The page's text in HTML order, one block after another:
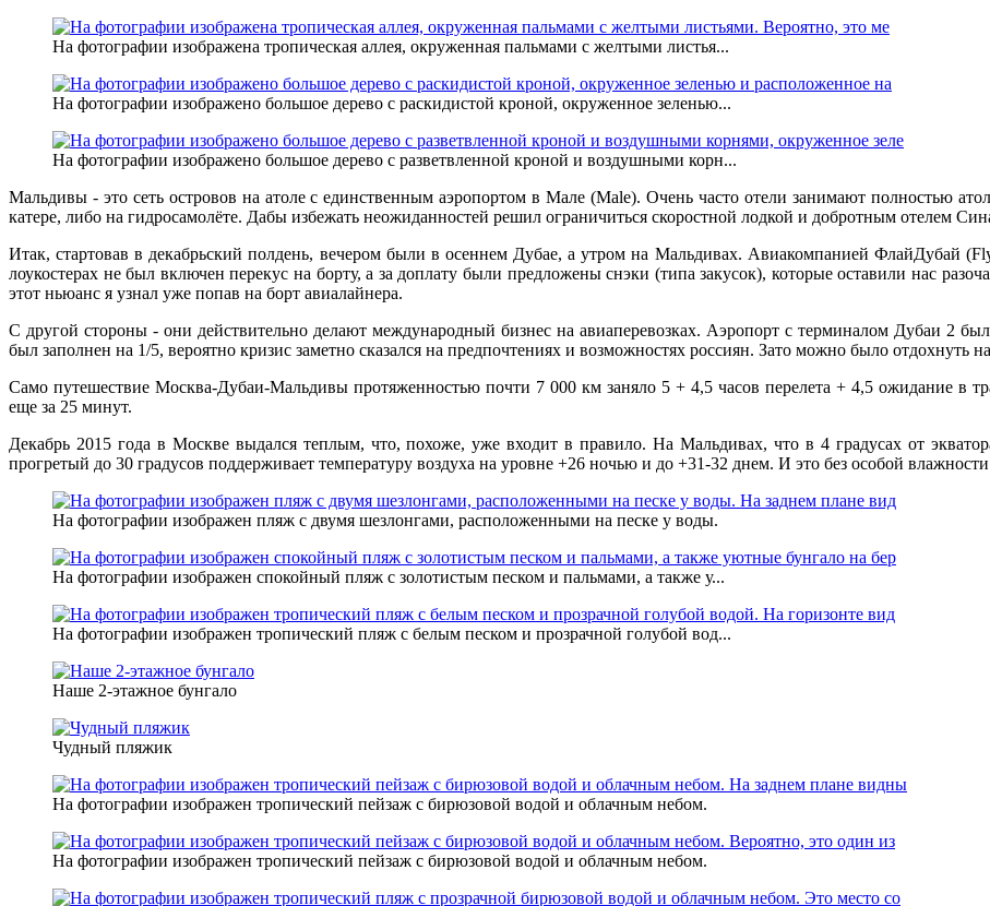
На фотографии изображена тропическая аллея, окруженная пальмами с желтыми листья...
На фотографии изображено большое дерево с раскидистой кроной, окруженное зеленью...
На фотографии изображено большое дерево с разветвленной кроной и воздушными корн...
Мальдивы - это сеть островов на атоле с единственным аэропортом в Мале (Male). Очень часто отели занимают полностью
катере, либо на гидросамолёте. Дабы избежать неожиданностей решил ограничиться скоростной лодкой и добротным отелем
Итак, стартовав в декабрьский полдень, вечером были в осеннем Дубае, а утром на Мальдивах. Авиакомпанией ФлайДубай
лоукостерах не был включен перекус на борту, а за доплату были предложены снэки (типа закусок), которые оставили нас
этот ньюанс я узнал уже попав на борт авиалайнера.
С другой стороны - они действительно делают международный бизнес на авиаперевозках. Аэропорт с терминалом Дубаи 2
был заполнен на 1/5, вероятно кризис заметно сказался на предпочтениях и возможностях россиян. Зато можно было отдохнуть
Само путешествие Москва-Дубаи-Мальдивы протяженностью почти 7 000 км заняло 5 + 4,5 часов перелета + 4,5 ожидание в
еще за 25 минут.
Декабрь 2015 года в Москве выдался теплым, что, похоже, уже входит в правило. На Мальдивах, что в 4 градусах от
прогретый до 30 градусов поддерживает температуру воздуха на уровне +26 ночью и до +31-32 днем. И это без особой
На фотографии изображен пляж с двумя шезлонгами, расположенными на песке у воды.
На фотографии изображен спокойный пляж с золотистым песком и пальмами, а также у...
На фотографии изображен тропический пляж с белым песком и прозрачной голубой вод...
Наше 2-этажное бунгало
Чудный пляжик
На фотографии изображен тропический пейзаж с бирюзовой водой и облачным небом.
На фотографии изображен тропический пейзаж с бирюзовой водой и облачным небом.